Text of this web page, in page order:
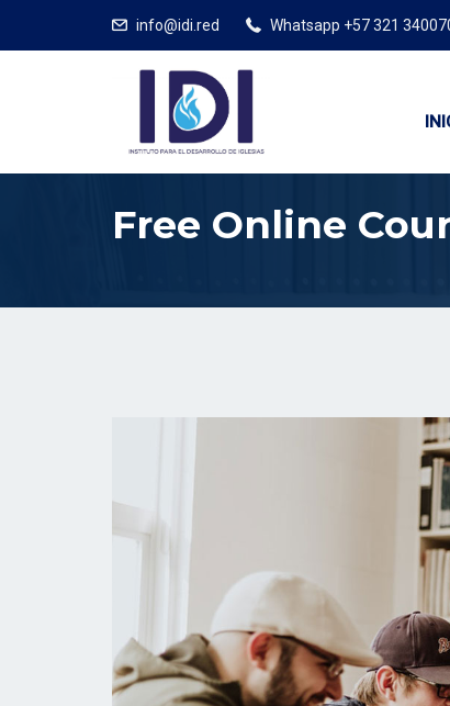
info@idi.red Whatsapp +57 321
Free Online